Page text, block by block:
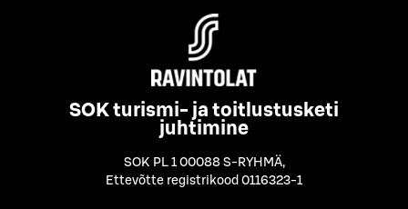
SOK turismi- ja toitlustusketi
juhtimine
SOK PL 1 00088 S-RYHMÄ,
Ettevõtte registrikood 0116323-1